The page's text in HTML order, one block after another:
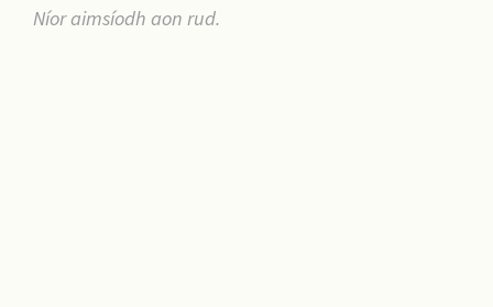
Níor aimsíodh aon rud.